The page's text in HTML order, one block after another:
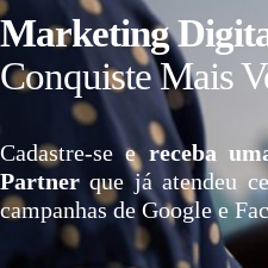
Marketing
Conquiste Mais
Cadastre-se e receba
Partner que já atendeu
campanhas de Google e